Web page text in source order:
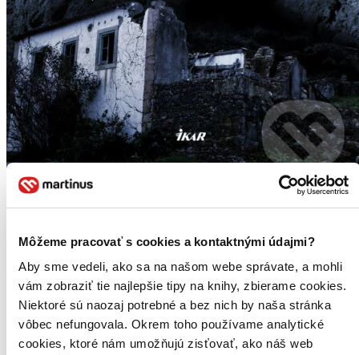
Môžeme pracovať s cookies a kontaktnými údajmi?
Aby sme vedeli, ako sa na našom webe správate, a mohli
vám zobraziť tie najlepšie tipy na knihy, zbierame cookies.
Niektoré sú naozaj potrebné a bez nich by naša stránka
vôbec nefungovala. Okrem toho používame analytické
cookies, ktoré nám umožňujú zisťovať, ako náš web
Jozef Karika
Martinusáčka odporúča5
Táto kniha vznikla zvláštnym spôsobom. Po vydaní mysteriózneho
trileru Strach sa autorovi ozval človek, ktorý mu vyrozprával naozaj
desivý príbeh. Jozef Karika jeho rozprávanie zaznamenal, mnohé
tvrdenia overil, doplnil o vlastné...